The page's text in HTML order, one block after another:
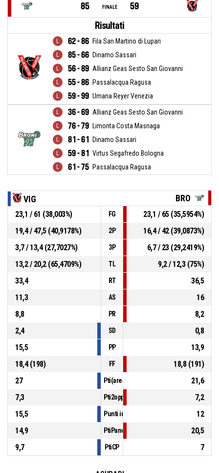
85 FINALE 59
Risultati
62 - 86 Fila San Martino di Lupari
85 - 66 Dinamo Sassari
56 - 89 Allianz Geas Sesto San Giovanni
55 - 86 Passalacqua Ragusa
59 - 99 Umana Reyer Venezia
36 - 69 Allianz Geas Sesto San Giovanni
76 - 79 Limonta Costa Masnaga
81 - 61 Dinamo Sassari
59 - 81 Virtus Segafredo Bologna
61 - 75 Passalacqua Ragusa
VIG BRO
23,1 / 61 (38,003%) FG
23,1 / 65 (35,5954%)
19,4 / 47,5 (40,9178%)
2P
16,4 / 42 (39,0873%)
3,7 / 13,4 (27,7027%)
3P
6,7 / 23 (29,2419%)
13,2 / 20,2 (65,4709%)
TL
9,2 / 12,3 (75%)
33,4
RT
36,5
11,3
AS
16
8,8
PR
8,2
2,4
SD
0,8
15,5
PP
13,9
18,4 (198)
FF
18,8 (191)
27
Pti(area)
21,6
7,3
Pti2opp
7,2
15,5
Punti in contropiede
12
14,9
PtiPanch
20,5
9,7
PtiCP 7